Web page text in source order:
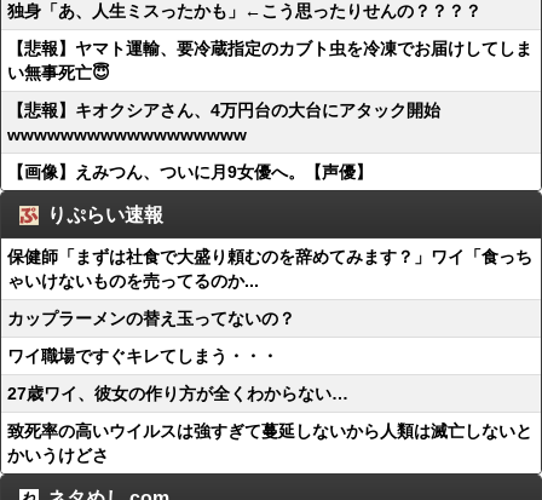
独身「あ、人生ミスったかも」←こう思ったりせんの？？？？
【悲報】ヤマト運輸、要冷蔵指定のカブト虫を冷凍でお届けしてしま
い無事死亡😇
【悲報】キオクシアさん、4万円台の大台にアタック開始
wwwwwwwwwwwwwwwwww
【画像】えみつん、ついに月9女優へ。【声優】
りぷらい速報
保健師「まずは社食で大盛り頼むのを辞めてみます？」ワイ「食っち
ゃいけないものを売ってるのか...
カップラーメンの替え玉ってないの？
ワイ職場ですぐキレてしまう・・・
27歳ワイ、彼女の作り方が全くわからない…
致死率の高いウイルスは強すぎて蔓延しないから人類は滅亡しないと
かいうけどさ